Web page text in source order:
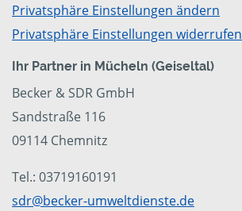
Privatsphäre Einstellungen ändern
Privatsphäre Einstellungen widerrufen
Ihr Partner in Mücheln (Geiseltal)
Becker & SDR GmbH
Sandstraße 116
09114 Chemnitz
Tel.: 03719160191
sdr@becker-umweltdienste.de